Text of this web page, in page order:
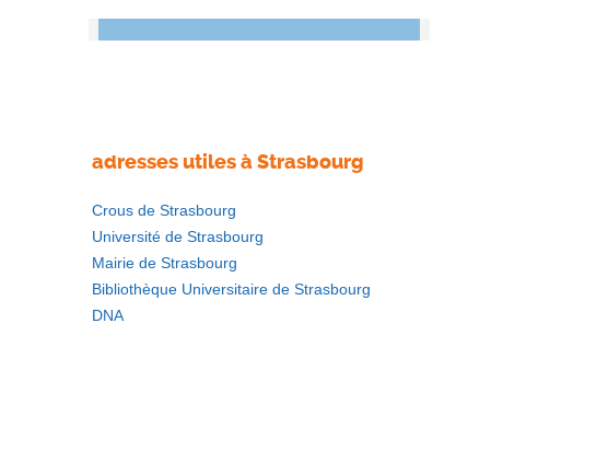
adresses utiles à Strasbourg
Crous de Strasbourg
Université de Strasbourg
Mairie de Strasbourg
Bibliothèque Universitaire de Strasbourg
DNA